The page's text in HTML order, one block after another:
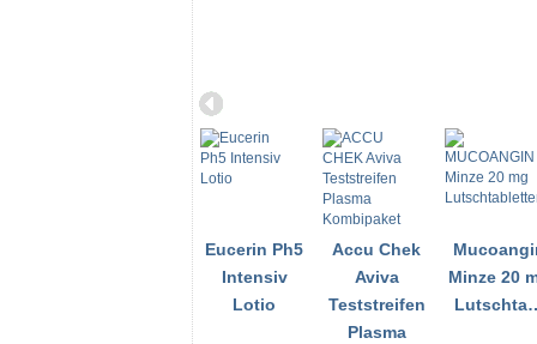
Eucerin Ph5
Intensiv
Lotio
Accu Chek
Aviva
Teststreifen
Plasma
Minze 20